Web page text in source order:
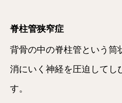
脊柱管狭窄症
背骨の中の脊柱管という筒
消にいく神経を圧迫してし
す。